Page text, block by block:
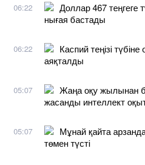
06:22
Доллар 467 теңгеге
нығая бастады
06:22
Каспий теңізі
аяқталды
05:07
Жаңа оқу жылынан
жасанды интеллект
05:07
Мұнай қайта
төмен түсті